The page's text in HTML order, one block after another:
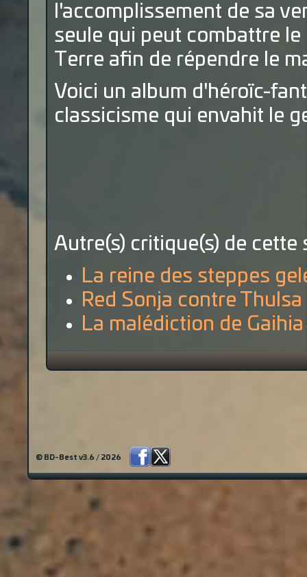
l'accomplissement de sa
seule qui peut combattre
Terre afin de répendre le
Voici un album d'héroïc-
classicisme qui envahit le
Autre(s) critique(s) de cette
La reine des steppes
Red Sonja contre
La malédiction de Gaihia
© BD-Best v3.6 / 2026